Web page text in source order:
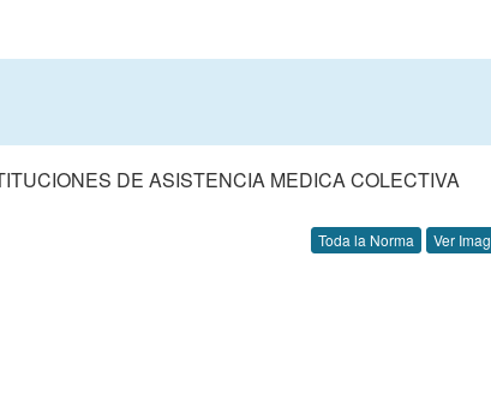
DE ASISTENCIA MEDICA COLECTIVA
Toda la Norma Ver